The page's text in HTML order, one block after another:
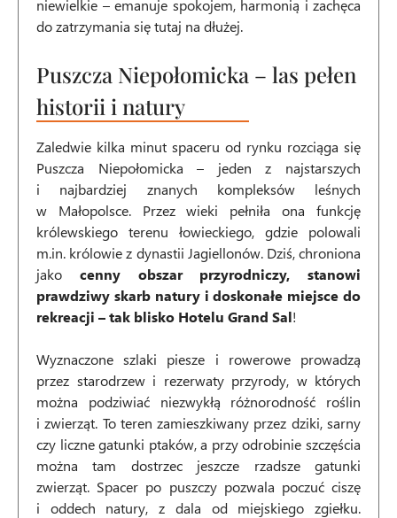
niewielkie – emanuje spokojem, harmonią i zachęca
do zatrzymania się tutaj na dłużej.
Puszcza Niepołomicka – las pełen
historii i natury
Zaledwie kilka minut spaceru od rynku rozciąga się
Puszcza Niepołomicka – jeden z najstarszych
i najbardziej znanych kompleksów leśnych
w Małopolsce. Przez wieki pełniła ona funkcję
królewskiego terenu łowieckiego, gdzie polowali
m.in. królowie z dynastii Jagiellonów. Dziś, chroniona
jako cenny obszar przyrodniczy, stanowi
prawdziwy skarb natury i doskonałe miejsce do
rekreacji – tak blisko Hotelu Grand Sal!
Wyznaczone szlaki piesze i rowerowe prowadzą
przez starodrzew i rezerwaty przyrody, w których
można podziwiać niezwykłą różnorodność roślin
i zwierząt. To teren zamieszkiwany przez dziki, sarny
czy liczne gatunki ptaków, a przy odrobinie szczęścia
można tam dostrzec jeszcze rzadsze gatunki
zwierząt. Spacer po puszczy pozwala poczuć ciszę
i oddech natury, z dala od miejskiego zgiełku.